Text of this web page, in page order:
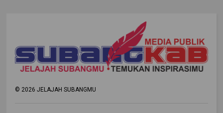
© 2026 JELAJAH SUBANGMU